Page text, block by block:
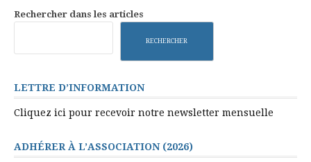
Rechercher dans les articles
RECHERCHER
LETTRE D’INFORMATION
Cliquez ici pour recevoir notre newsletter mensuelle
ADHÉRER À L’ASSOCIATION (2026)